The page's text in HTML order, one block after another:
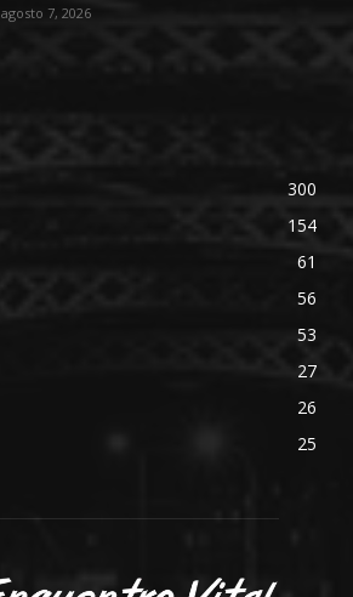
agosto 7, 2026
300
154
61
56
53
27
26
25